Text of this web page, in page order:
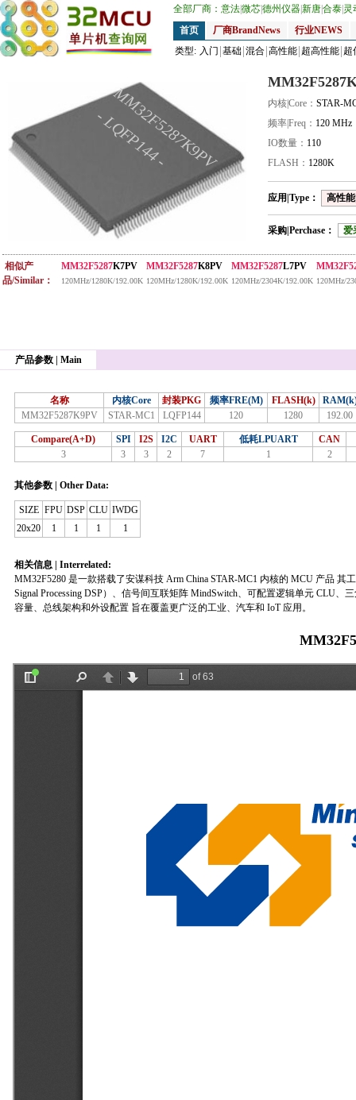
全部厂商： 意法微芯德州仪器新唐合泰 灵
首页
厂商BrandNews
行业NEWS
类型: 入门 基础 混合 高性能 超高性能 超
MM32F5287K9PV
- LQFP144 -
内核|Core： STAR-
频率|Freq： 120 MHz
IO数量： 110
FLASH： 1280K
应用|Type： 高性
采购|Perchase： 爱
相似产
品/Similar：
MM32F5287K7PV
120MHz/1280K/192.00K
MM32F5287K8PV
120MHz/1280K/192.00K
MM32F5287L7PV
120MHz/2304K/192.00K 120MHz/
产品参数 | Main
名称 内核Core 封装PKG 频率FRE(M) FLASH(k)
MM32F5287K9PV
STAR-MC1 LQFP144 120 1280 192.00
Compare(A+D) SPI I2S I2C UART 低耗LPUART
CAN
3
3 3 2 7 1 2
其他参数 | Other Data:
SIZE FPU DSP CLU IWDG
20x20
1 1 1 1
相关信息 | Interrelated:
MM32F5280 是一款搭载了安谋科技 Arm China STAR-MC1 内核的 MCU 产品 其
Signal Processing DSP）、信号间互联矩阵 MindSwitch、可配置逻辑单元 CLU
容量、总线架构和外设配置 旨在覆盖更广泛的工业、汽车和 IoT 应用。